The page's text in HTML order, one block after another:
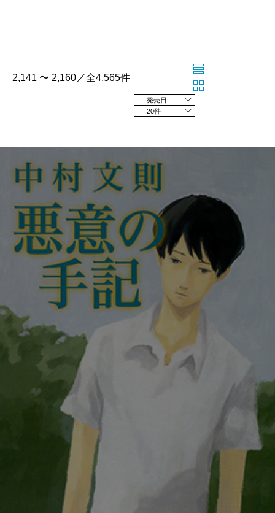
2,141 〜 2,160／全4,565件
20件